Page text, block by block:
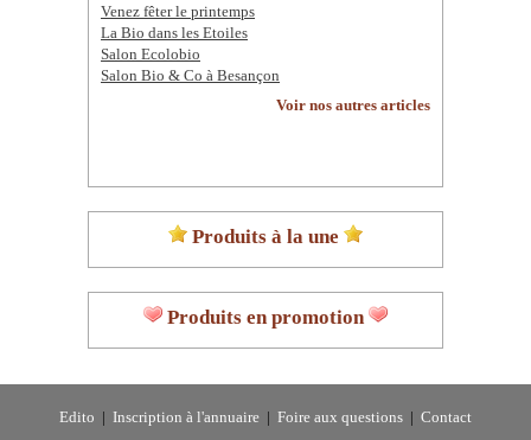
Venez fêter le printemps
La Bio dans les Etoiles
Salon Ecolobio
Salon Bio & Co à Besançon
Voir nos autres articles
Produits à la une
Produits en promotion
Edito Inscription à l'annuaire Foire aux questions
Contact